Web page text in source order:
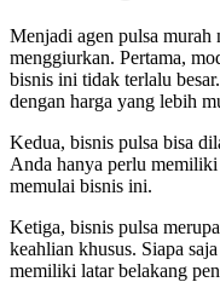
Menjadi agen pulsa
menggiurkan. Pertama,
bisnis ini tidak terlalu
dengan harga yang lebih
Kedua, bisnis pulsa bisa
Anda hanya perlu
memulai bisnis ini.
Ketiga, bisnis pulsa
keahlian khusus. Siapa
memiliki latar belakang